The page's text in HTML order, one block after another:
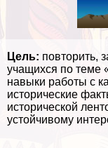
Цель: повторить,
учащихся по теме
навыки работы с
исторические
исторической
устойчивому